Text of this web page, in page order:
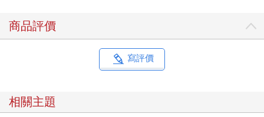
已。她的薪水很高，卻非常節儉。「我是個很有企圖心的職業女
性。」她回憶道，至少當時是如此。但幾年後她就發現，在華爾
的女性一早鑽進華爾街一棟棟高樓的旋轉門，直到天黑之後許
久，才又拖著疲憊的身軀走出旋轉門。這正是她自己的寫照，於
根據她的說法，之前她從未想過要成家或成為母親，也當然
商品評價
寫評價
相關主題